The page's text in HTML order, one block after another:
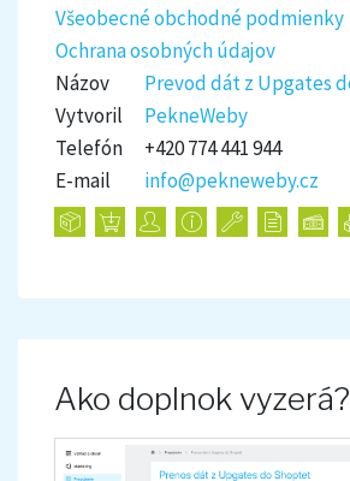
Všeobecné obchodné podmienky
Ochrana osobných údajov
Názov
Prevod dát z Upgates
Vytvoril
PekneWeby
Telefón
+420 774 441 944
E-mail
info@pekneweby.cz
Ako doplnok vyzerá?